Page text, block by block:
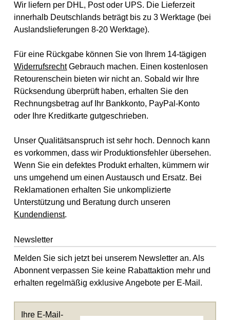
Wir liefern per DHL, Post oder UPS. Die Lieferzeit
innerhalb Deutschlands beträgt bis zu 3 Werktage (bei
Auslandslieferungen 8-20 Werktage).
Für eine Rückgabe können Sie von Ihrem 14-tägigen
WiderrufsrechtGebrauch machen. Einen kostenlosen
Retourenschein bieten wir nicht an. Sobald wir Ihre
Rücksendung überprüft haben, erhalten Sie den
Rechnungsbetrag auf Ihr Bankkonto, PayPal-Konto
oder Ihre Kreditkarte gutgeschrieben.
Unser Qualitätsanspruch ist sehr hoch. Dennoch kann
es vorkommen, dass wir Produktionsfehler übersehen.
Wenn Sie ein defektes Produkt erhalten, kümmern wir
uns umgehend um einen Austausch und Ersatz. Bei
Reklamationen erhalten Sie unkomplizierte
Unterstützung und Beratung durch unseren
Kundendienst.
Newsletter
Melden Sie sich jetzt bei unserem Newsletter an. Als
Abonnent verpassen Sie keine Rabattaktion mehr und
erhalten regelmäßig exklusive Angebote per E-Mail.
Ihre E-Mail-